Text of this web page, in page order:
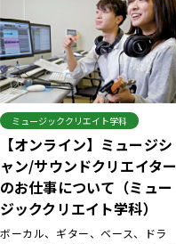
ミュージッククリエイト学科
【オンライン】ミュージシ
ャン/サウンドクリエイター
のお仕事について（ミュー
ジッククリエイト学科）
ボーカル、ギター、ベース、ドラ